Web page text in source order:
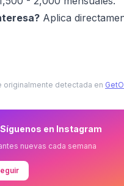
Aplica
originalmente detectada en
Síguenos en Instagram
nuevas cada semana